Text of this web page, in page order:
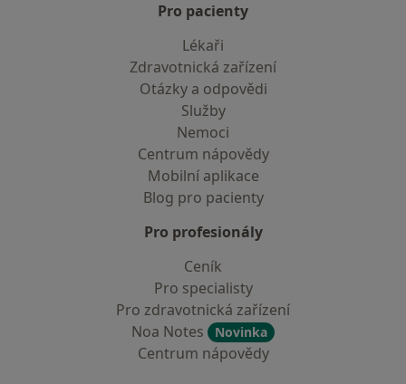
Pro pacienty
Lékaři
Zdravotnická zařízení
Otázky a odpovědi
Služby
Nemoci
Centrum nápovědy
Mobilní aplikace
Blog pro pacienty
Pro profesionály
Ceník
Pro specialisty
Pro zdravotnická zařízení
Noa Notes
Novinka
Centrum nápovědy